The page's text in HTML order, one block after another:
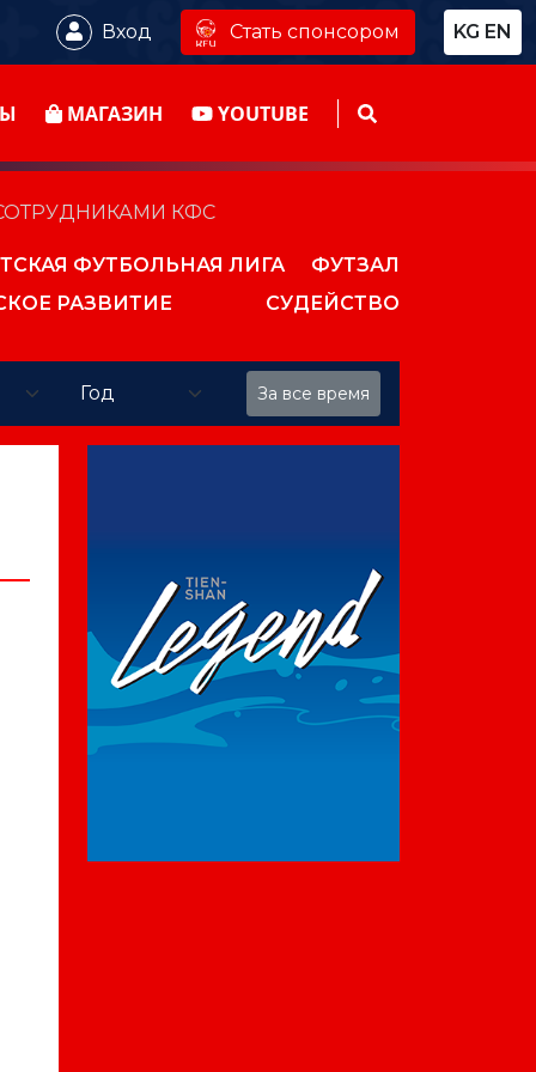
Вход Стать спонсором KG EN
МАГАЗИН YOUTUBE
КФС
ФУТБОЛЬНАЯ ЛИГА
ФУТЗАЛ
РАЗВИТИЕ
СУДЕЙСТВО
За все время